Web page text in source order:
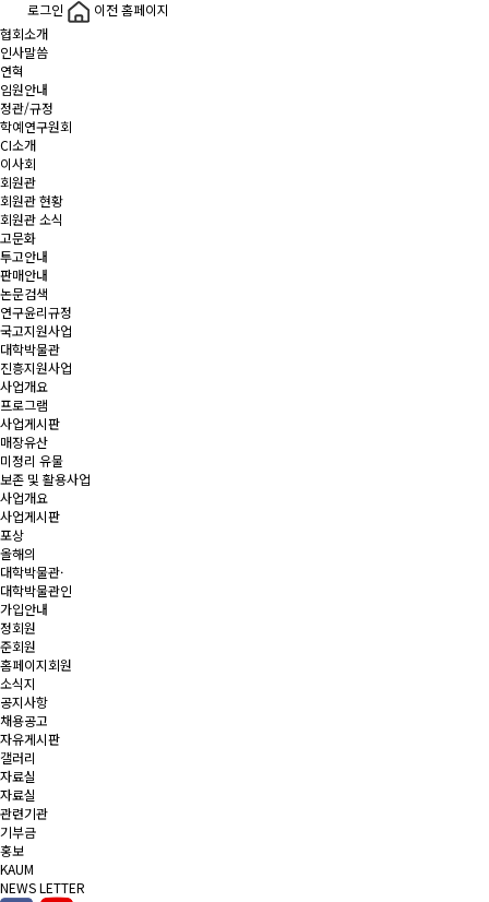
로그인
이전 홈페이지
협회소개
인사말씀
연혁
임원안내
정관/규정
학예연구원회
CI소개
이사회
회원관
회원관 현황
회원관 소식
고문화
투고안내
판매안내
논문검색
연구윤리규정
국고지원사업
대학박물관
진흥지원사업
사업개요
프로그램
사업게시판
매장유산
미정리 유물
보존 및 활용사업
사업개요
사업게시판
포상
올해의
대학박물관·
대학박물관인
가입안내
정회원
준회원
홈페이지회원
소식지
공지사항
채용공고
자유게시판
갤러리
자료실
자료실
관련기관
기부금
홍보
KAUM
NEWS LETTER